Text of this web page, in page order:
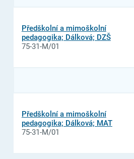
střední
škola
pedagogiky
Předškolní a mimoškolní
pedagogika; Dálková; DZŠ
75-31-M/01
Předškolní a mimoškolní
pedagogika; Dálková; MAT
75-31-M/01